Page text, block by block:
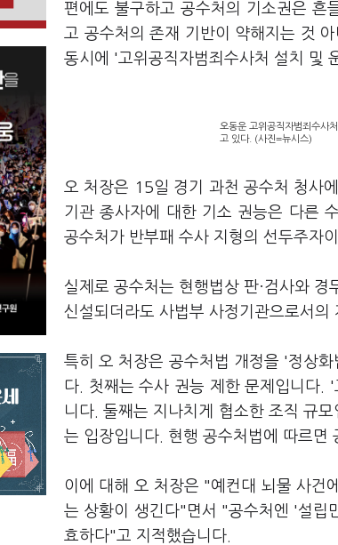
편에도 불구하고 공수처의 기소권은 흔
고 공수처의 존재 기반이 약해지는 것
동시에 '고위공직자범죄수사처 설치 및
오동운 고위공직자범죄수사
고 있다. (사진=뉴시스)
오 처장은 15일 경기 과천 공수처 청사
기관 종사자에 대한 기소 권능은 다른
공수처가 반부패 수사 지형의 선두주자
실제로 공수처는 현행법상 판·검사와
신설되더라도 사법부 사정기관으로서
특히 오 처장은 공수처법 개정을 '정상
다. 첫째는 수사 권능 제한 문제입니다.
니다. 둘째는 지나치게 협소한 조직 규
는 입장입니다. 현행 공수처법에 따르
이에 대해 오 처장은 "예컨대 뇌물 사건
는 상황이 생긴다"면서 "공수처엔 '설립
효하다"고 지적했습니다.